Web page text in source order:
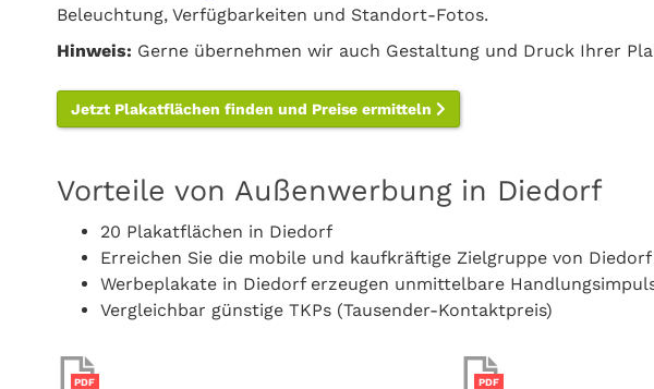
Beleuchtung, Verfügbarkeiten und Standort-Fotos.
Hinweis: Gerne übernehmen wir auch Gestaltung und Druck Ihrer
Jetzt Plakatflächen finden und Preise ermitteln
Vorteile von Außenwerbung in Diedorf
20 Plakatflächen in Diedorf
Erreichen Sie die mobile und kaufkräftige Zielgruppe von Diedorf
Werbeplakate in Diedorf erzeugen unmittelbare
Vergleichbar günstige TKPs (Tausender-Kontaktpreis)
PDF PDF